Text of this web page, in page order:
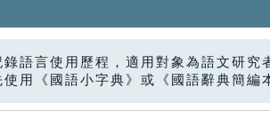
語言使用歷程，適用對象為語文研究
用《國語小字典》或《國語辭典簡編